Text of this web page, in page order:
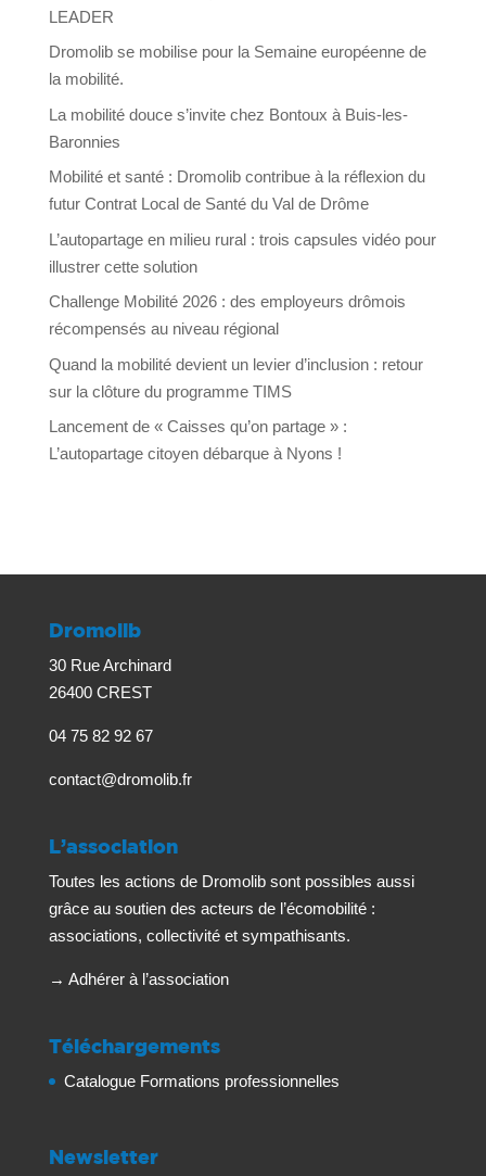
LEADER
Dromolib se mobilise pour la Semaine européenne de
la mobilité.
La mobilité douce s’invite chez Bontoux à Buis-les-
Baronnies
Mobilité et santé : Dromolib contribue à la réflexion du
futur Contrat Local de Santé du Val de Drôme
L’autopartage en milieu rural : trois capsules vidéo pour
illustrer cette solution
Challenge Mobilité 2026 : des employeurs drômois
récompensés au niveau régional
Quand la mobilité devient un levier d’inclusion : retour
sur la clôture du programme TIMS
Lancement de « Caisses qu’on partage » :
L’autopartage citoyen débarque à Nyons !
Dromolib
30 Rue Archinard
26400 CREST
04 75 82 92 67
contact@dromolib.fr
L’association
Toutes les actions de Dromolib sont possibles aussi
grâce au soutien des acteurs de l’écomobilité :
associations, collectivité et sympathisants.
→ Adhérer à l’association
Téléchargements
Catalogue Formations professionnelles
Newsletter